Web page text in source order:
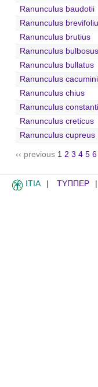
Ranunculus baudotii
Ranunculus
Ranunculus brutius
Ranunculus bulbosus
Ranunculus bullatus
Ranunculus
Ranunculus chius
Ranunculus
Ranunculus creticus
Ranunculus cupreus
‹‹ previous 1 2 3 4 5 6
ITIA ΤΥΠΠΕΡ